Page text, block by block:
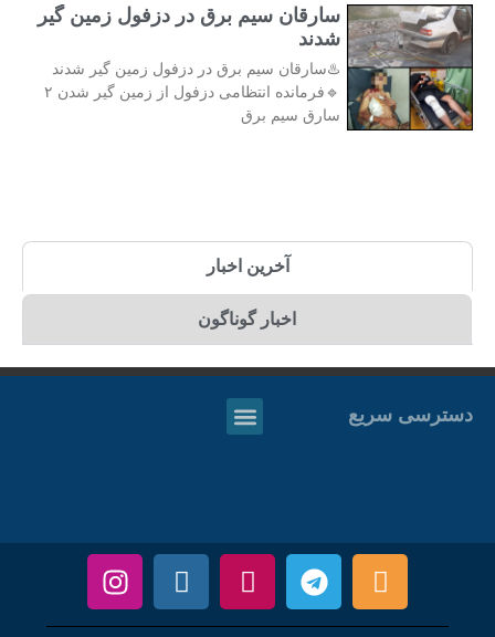
سارقان سیم برق در دزفول زمین گیر
شدند
♨️سارقان سیم برق در دزفول زمین گیر شدند
🔹فرمانده انتظامی دزفول از زمین گیر شدن ۲
سارق سیم برق
آخرین اخبار
اخبار گوناگون
دسترسی سریع